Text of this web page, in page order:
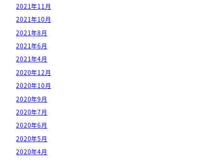
2021年11月
2021年10月
2021年8月
2021年6月
2021年4月
2020年12月
2020年10月
2020年9月
2020年7月
2020年6月
2020年5月
2020年4月